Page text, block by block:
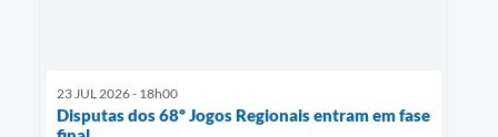
23 JUL 2026 - 18h00
Disputas dos 68º Jogos Regionais entram em fase